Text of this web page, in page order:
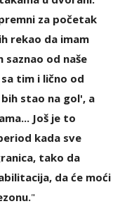
za početak
rekao da imam
saznao od naše
tim i lično od
stao na gol', a
Još je to
kada sve
tako da
da će moći
"